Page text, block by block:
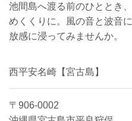
池間島へ渡る前のひととき
めくくりに。風の音と波音
放感に浸ってみませんか。
西平安名崎【宮古島】
〒906-0002